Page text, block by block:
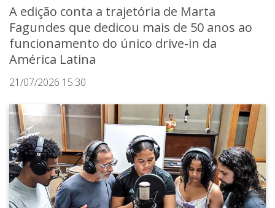
A edição conta a trajetória de Marta
Fagundes que dedicou mais de 50 anos ao
funcionamento do único drive-in da
América Latina
21/07/2026 15:30